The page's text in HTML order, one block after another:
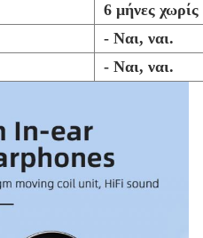
6 μήνες
- Ναι, ναι.
- Ναι, ναι.